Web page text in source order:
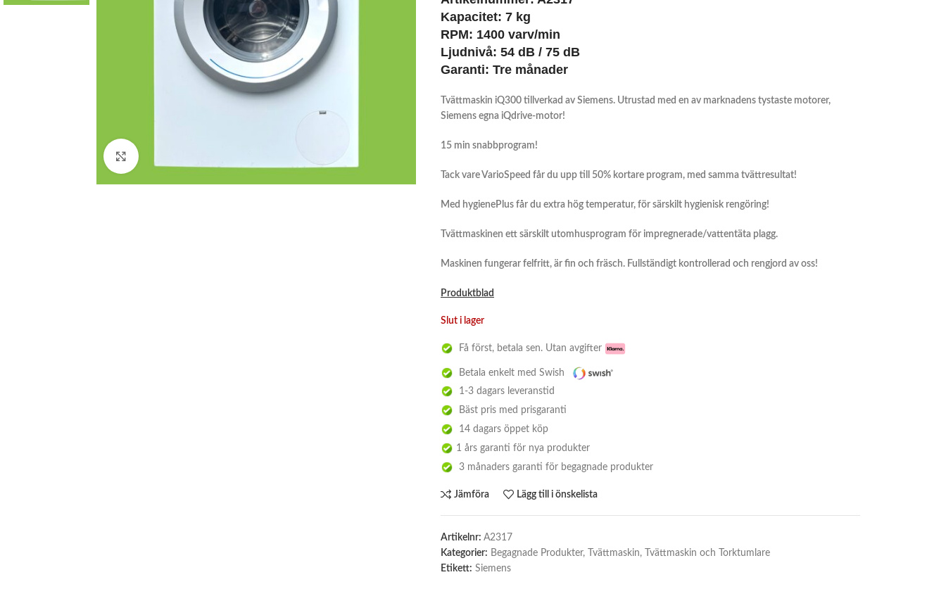
Kapacitet: 7 kg
RPM: 1400 varv/min
Ljudnivå: 54 dB / 75 dB
Garanti: Tre månader
Tvättmaskin iQ300 tillverkad av Siemens. Utrustad med en av marknadens tystaste motorer,
Siemens egna iQdrive-motor!
15 min snabbprogram!
Tack vare VarioSpeed får du upp till 50% kortare program, med samma tvättresultat!
Med hygienePlus får du extra hög temperatur, för särskilt hygienisk rengöring!
Tvättmaskinen ett särskilt utomhusprogram för impregnerade/vattentäta plagg.
Maskinen fungerar felfritt, är fin och fräsch. Fullständigt kontrollerad och rengjord av oss!
Produktblad
Slut i lager
Få först, betala sen. Utan avgifter
Betala enkelt med Swish
1-3 dagars leveranstid
Bäst pris med prisgaranti
14 dagars öppet köp
1 års garanti för nya produkter
3 månaders garanti för begagnade produkter
Jämföra Lägg till i önskelista
Artikelnr: A2317
Kategorier: Begagnade Produkter, Tvättmaskin,
Tvättmaskin och Torktumlare
Etikett: Siemens